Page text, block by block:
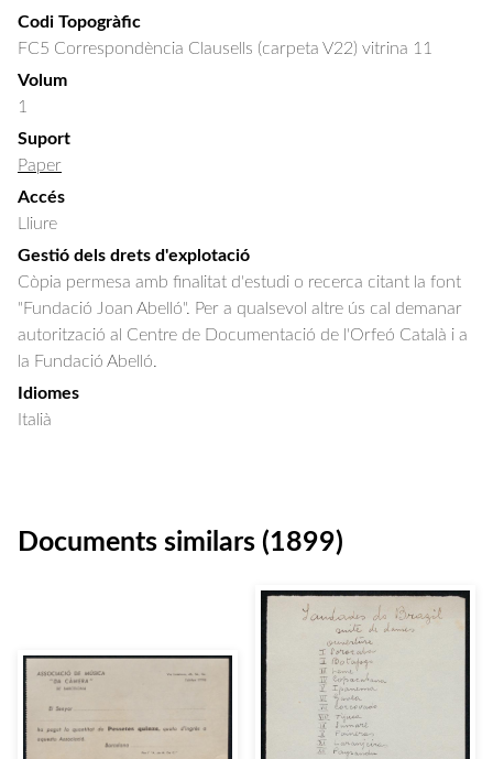
Codi Topogràfic
FC5 Correspondència Clausells (carpeta V22) vitrina 11
Volum
1
Suport
Paper
Accés
Lliure
Gestió dels drets d'explotació
Còpia permesa amb finalitat d'estudi o recerca citant la font
"Fundació Joan Abelló". Per a qualsevol altre ús cal demanar
autorització al Centre de Documentació de l'Orfeó Català i a
la Fundació Abelló.
Idiomes
Italià
Documents similars (1899)